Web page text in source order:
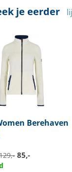
je eerder
Berehaven
85,-